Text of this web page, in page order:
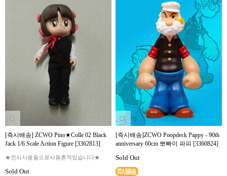
[즉시배송] ZCWO Pino★Colle 02 Black
Jack 1/6 Scale Action Figure [3362813]
★전시사용품으로사용흔적있습니다★
Sold Out
[즉시배송]ZCWO Poopdeck Pappy - 90th
anniversary 60cm 뽀빠이 파피 [3360824]
Sold Out